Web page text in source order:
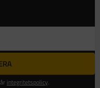
integritetspolicy.